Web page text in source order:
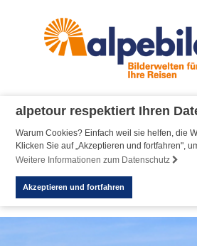
alpetour respektiert Ihren
Warum Cookies? Einfach weil sie helfen, die
Klicken Sie auf „Akzeptieren und fortfahren",
Weitere Informationen zum Datenschutz
Akzeptieren und fortfahren